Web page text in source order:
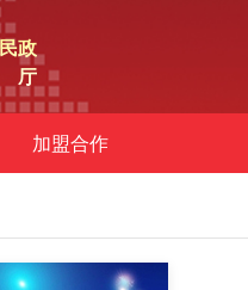
政
厅
加盟合作